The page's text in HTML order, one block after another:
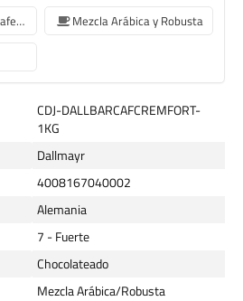
café en grano para cafetera Siemens
Mezcla Arábica y Robusta
CDJ-DALLBARCAFCREMFORT-
1KG
Dallmayr
4008167040002
Alemania
7 - Fuerte
Chocolateado
Mezcla Arábica/Robusta